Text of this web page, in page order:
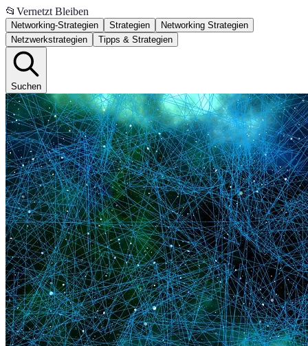
📂 Vernetzt Bleiben
Networking-Strategien Strategien
Networking Strategien
Netzwerkstrategien
Tipps & Strategien
Suchen